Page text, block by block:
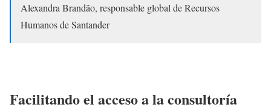
Alexandra Brandão, responsable global de Recursos
Humanos de Santander
Facilitando el acceso a la consultoría